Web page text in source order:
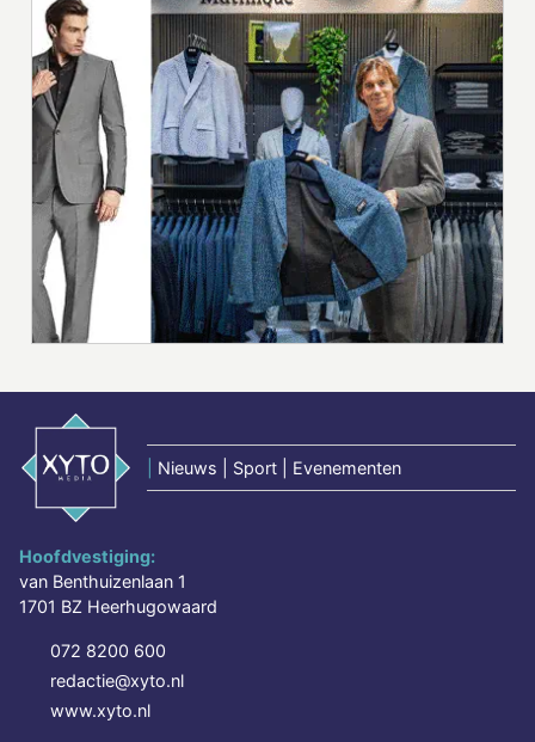
Nieuws | Sport | Evenementen
Hoofdvestiging:
van Benthuizenlaan 1
1701 BZ Heerhugowaard
072 8200 600
redactie@xyto.nl
www.xyto.nl